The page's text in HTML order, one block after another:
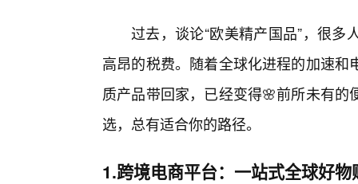
过去，谈论“欧美精产国品”，很
高昂的税费。随着全球化进程的加速
质产品带回家，已经变得🌸前所未有
选，总有适合你的路径。
1.跨境电商平台：一站式全球好物